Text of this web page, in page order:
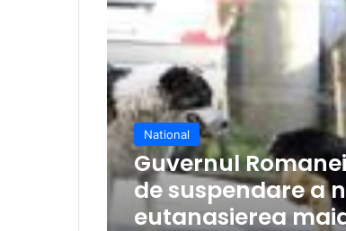
National
Guvernul
de suspendare a
eutanasierea